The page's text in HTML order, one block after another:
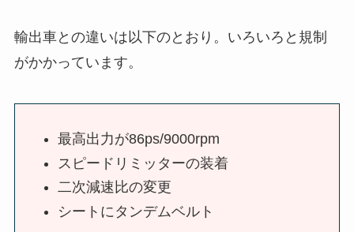
輸出車との違いは以下のとおり。いろいろと規制
がかかっています。
最高出力が86ps/9000rpm
スピードリミッターの装着
二次減速比の変更
シートにタンデムベルト